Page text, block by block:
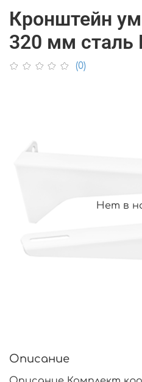
Кронштейн
320 мм сталь
(0)
Нет в
Описание